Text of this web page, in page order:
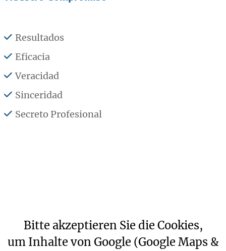
Resultados
Eficacia
Veracidad
Sinceridad
Secreto Profesional
Bitte akzeptieren Sie die Cookies,
um Inhalte von Google (Google Maps &